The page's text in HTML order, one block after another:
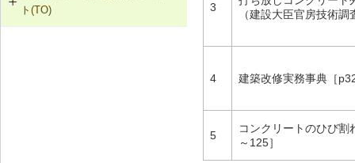
SK-1-003 換気ファンの交換
クリート系下地)
ト(TO)
3
（建設大臣官房技術調
4 建築改修実務事典［
5
コンクリートのひび
～125］